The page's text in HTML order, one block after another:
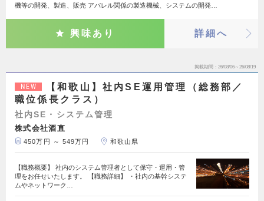
機等の開発、製造、販売 アパレル関係の製造機械、システムの開発…
興味あり 詳細へ
掲載期間 26/08/06～26/08/19
NEW
【和歌山】社内SE運用管理（総務部／
職位係長クラス）
社内SE・システム管理
株式会社酒直
450万円 ～ 549万円 和歌山県
【職務概要】 社内のシステム管理者として保守・運用・管
理をお任せいたします。 【職務詳細】 ・社内の基幹システ
ムやネットワーク…